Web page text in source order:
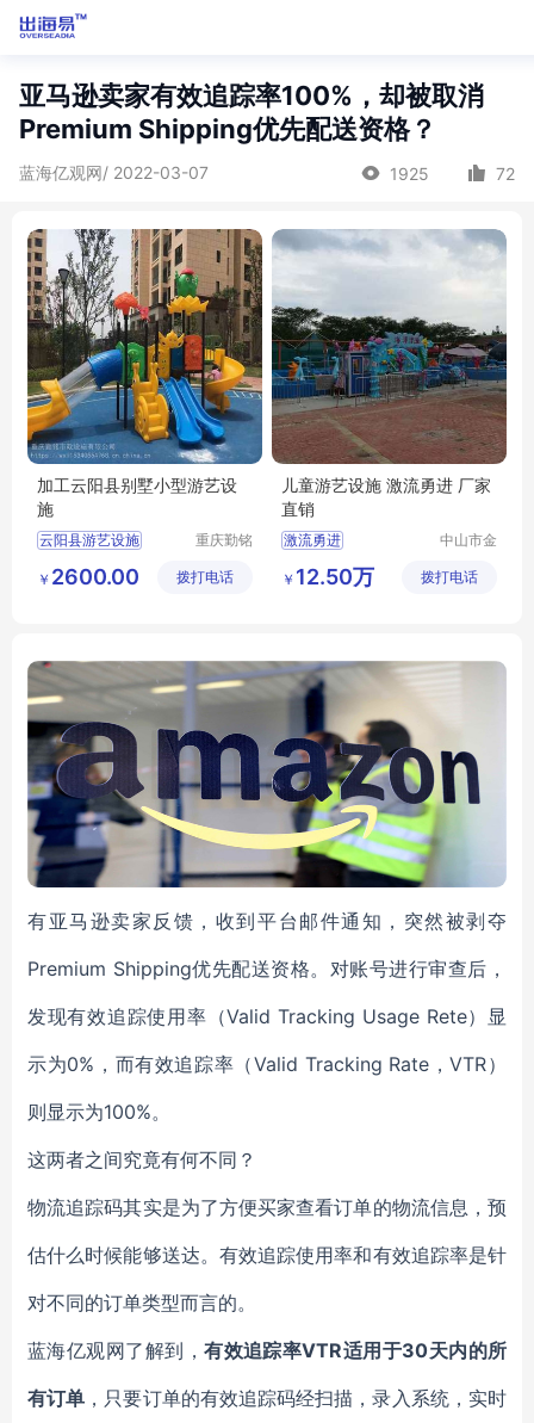
亚马逊卖家有效追踪率100%，却被取消
Premium Shipping优先配送资格？
蓝海亿观网/ 2022-03-07 1925 72
加工云阳县别墅小型游艺设
施
云阳县游艺设施
别墅游艺设施
重庆勤铭
有限公司
￥ 2600.00 拨打电话
儿童游艺设施 激流勇进 厂家
直销
激流勇进
中山市金
备有限公
￥ 12.50万 拨打电话
有亚马逊卖家反馈，收到平台邮件通知，突然被剥夺
Premium Shipping优先配送资格。对账号进行审查后，
发现有效追踪使用率（Valid Tracking Usage Rete）显
示为0%，而有效追踪率（Valid Tracking Rate，VTR）
则显示为100%。
这两者之间究竟有何不同？
物流追踪码其实是为了方便买家查看订单的物流信息，预
估什么时候能够送达。有效追踪使用率和有效追踪率是针
对不同的订单类型而言的。
蓝海亿观网了解到，有效追踪率VTR适用于30天内的所
有订单 ，只要订单的有效追踪码经扫描，录入系统，实时